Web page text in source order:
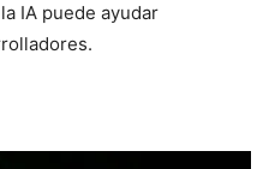
IA puede ayudar